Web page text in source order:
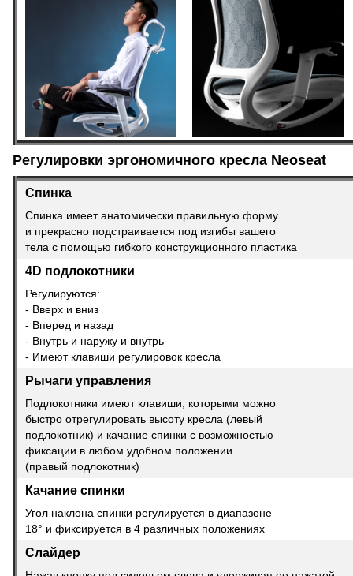
Регулировки эргономичного кресла Neoseat
Спинка
Спинка имеет анатомически правильную форму
и прекрасно подстраивается под изгибы вашего
тела с помощью гибкого конструкционного пластика
4D подлокотники
Регулируются:
- Вверх и вниз
- Вперед и назад
- Внутрь и наружу и внутрь
- Имеют клавиши регулировок кресла
Рычаги управления
Подлокотники имеют клавиши, которыми можно
быстро отрегулировать высоту кресла (левый
подлокотник) и качание спинки с возможностью
фиксации в любом удобном положении
(правый подлокотник)
Качание спинки
Угол наклона спинки регулируется в диапазоне
18° и фиксируется в 4 различных положениях
Слайдер